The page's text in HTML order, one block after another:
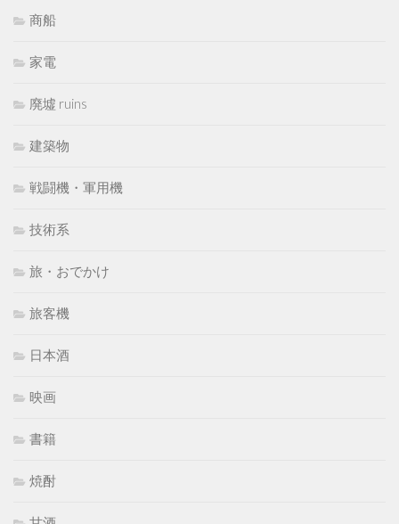
商船
家電
廃墟 ruins
建築物
戦闘機・軍用機
技術系
旅・おでかけ
旅客機
日本酒
映画
書籍
焼酎